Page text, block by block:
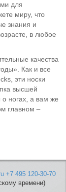
для
миру, что
знания и
в любое
качества
Как и все
эти носки
высшей
о ногах, а вам же
главном –
+7 495 120-30-70
времени)